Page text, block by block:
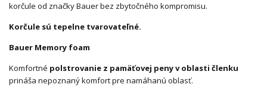
korčule od značky Bauer bez zbytočného kompromisu.
Korčule sú tepelne tvarovateľné.
Bauer Memory foam
Komfortné polstrovanie z pamäťovej peny v oblasti členku
prináša nepoznaný komfort pre namáhanú oblasť.